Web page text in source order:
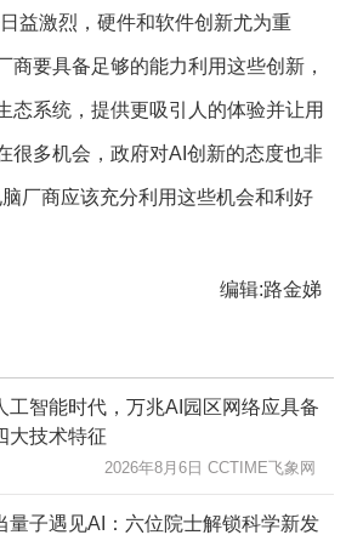
益激烈，硬件和软件创新尤为重
商要具备足够的能力利用这些创新，
态系统，提供更吸引人的体验并让用
很多机会，政府对AI创新的态度也非
厂商应该充分利用这些机会和利好
编辑:路金娣
工智能时代，万兆AI园区网络应具备
大技术特征
2026年8月6日 CCTIME飞象网
量子遇见AI：六位院士解锁科学新发